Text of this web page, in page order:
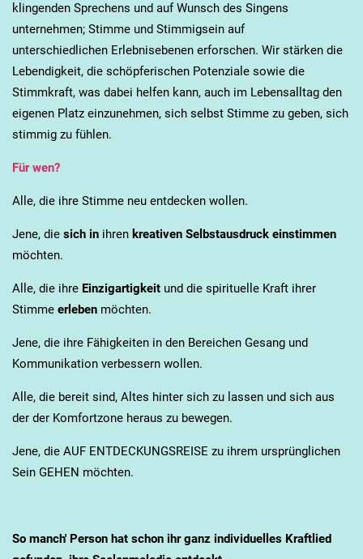
klingenden Sprechens und auf Wunsch des Singens
unternehmen; Stimme und Stimmigsein auf
unterschiedlichen Erlebnisebenen erforschen. Wir stärken die
Lebendigkeit, die schöpferischen Potenziale sowie die
Stimmkraft, was dabei helfen kann, auch im Lebensalltag den
eigenen Platz einzunehmen, sich selbst Stimme zu geben, sich
stimmig zu fühlen.
Für wen?
Alle, die ihre Stimme neu entdecken wollen.
Jene, die sich in ihrenkreativen Selbstausdruck einstimmen
möchten.
Alle, die ihre Einzigartigkeitund die spirituelle Kraft ihrer
Stimme erlebenmöchten.
Jene, die ihre Fähigkeiten in den Bereichen Gesang und
Kommunikation verbessern wollen.
Alle, die bereit sind, Altes hinter sich zu lassen und sich aus
der der Komfortzone heraus zu bewegen.
Jene, die AUF ENTDECKUNGSREISE zu ihrem ursprünglichen
Sein GEHEN möchten.
So manch' Person hat schon ihr ganz individuelles Kraftlied